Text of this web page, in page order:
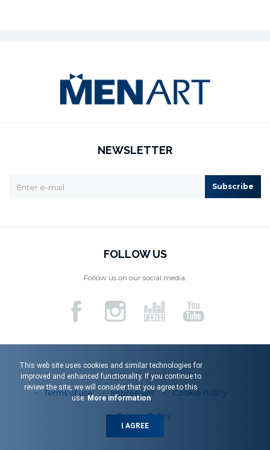
NEWSLETTER
Subscribe
FOLLOW US
Follow us on our social media.
Menart d.o.o. © 2026. All rights reserved.
Terms of use
Impressum Cookie Policy
Privacy Policy
This web site uses cookies and similar technologies for
improved and enhanced functionality. If you continue to
review the site, we will consider that you agree to this
use.More information
I AGREE